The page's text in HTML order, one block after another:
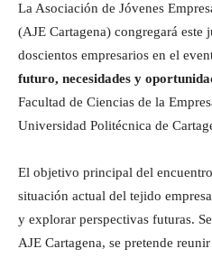
La Asociación de Jóvenes
(AJE Cartagena) congregará este
doscientos empresarios en el
futuro, necesidades y
Facultad de Ciencias de la
Universidad Politécnica de
El objetivo principal del
situación actual del tejido
y explorar perspectivas futuras.
AJE Cartagena, se pretende